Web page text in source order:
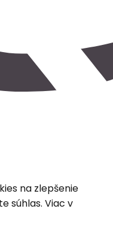
na zlepšenie
súhlas. Viac v